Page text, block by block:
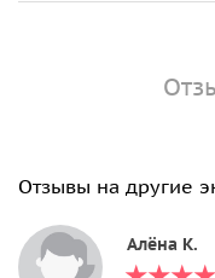
Отзывы на другие
Алёна К.